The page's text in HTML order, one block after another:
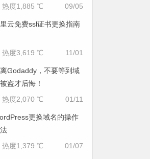
09/05
热度1,885 ℃
云免费ssl证书更换指南
11/01
热度3,619 ℃
Godaddy，不要等到域
盗才后悔！
01/11
热度2,070 ℃
更换域名的操作
01/07
热度1,379 ℃